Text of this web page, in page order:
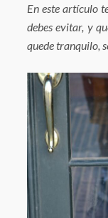
En este artículo
debes evitar, y
quede tranquilo,